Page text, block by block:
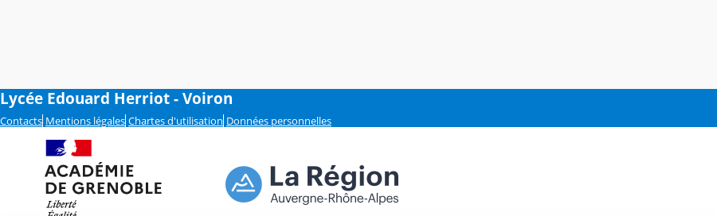
Lycée Edouard Herriot - Voiron
Contacts Mentions légales Chartes d'utilisation Données personnelles